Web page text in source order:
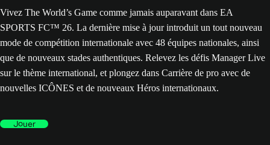
Vivez The World’s Game comme jamais auparavant dans EA
SPORTS FC™ 26. La dernière mise à jour introduit un tout nouveau
mode de compétition internationale avec 48 équipes nationales, ainsi
que de nouveaux stades authentiques. Relevez les défis Manager Live
sur le thème international, et plongez dans Carrière de pro avec de
nouvelles ICÔNES et de nouveaux Héros internationaux.
Jouer